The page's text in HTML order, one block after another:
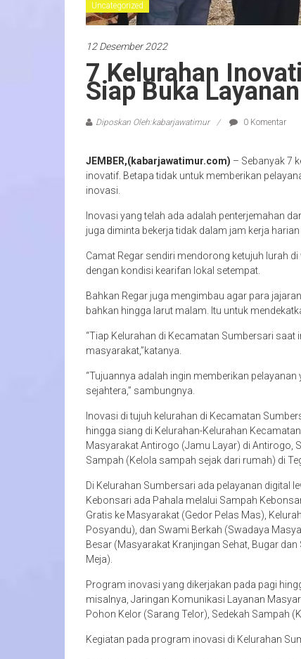
Uncategorized
12 Desember 2022
7 Kelurahan
Siap Buka
Diposkan Oleh:kabarjawatimur 0 Komentar
JEMBER,(kabarjawatimur.com) – Sebanyak 7
inovatif. Betapa tidak untuk memberikan
inovasi.
Inovasi yang telah ada adalah penterjemahan
juga diminta bekerja tidak dalam jam kerja
Camat Regar sendiri mendorong ketujuh lurah
dengan kondisi kearifan lokal setempat.
Bahkan Regar juga mengimbau agar para
bahkan hingga larut malam. Itu untuk
“Tiap Kelurahan di Kecamatan Sumbersari
masyarakat,”katanya.
“Tujuannya adalah ingin memberikan
sejahtera,” sambungnya.
Inovasi di tujuh kelurahan di Kecamatan
hingga siang di Kelurahan-Kelurahan
Masyarakat Antirogo (Jamu Layar) di Antirogo,
Sampah (Kelola sampah sejak dari rumah) di
Di Kelurahan Sumbersari ada pelayanan digital
Kebonsari ada Pahala melalui Sampah
Gratis ke Masyarakat (Gedor Pelas Mas),
Posyandu), dan Swami Berkah (Swadaya
Besar (Masyarakat Kranjingan Sehat, Bugar
Meja).
Program inovasi yang dikerjakan pada pagi
misalnya, Jaringan Komunikasi Layanan
Pohon Kelor (Sarang Telor), Sedekah Sampah
Kegiatan pada program inovasi di Kelurahan